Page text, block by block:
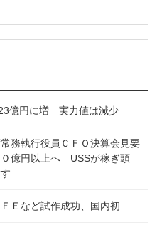
億円に増 実力値は減少
務執行役員ＣＦＯ決算会見要
億円以上へ USSが稼ぎ頭
Ｅなど試作成功、国内初